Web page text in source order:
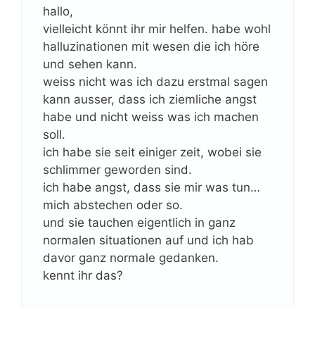
hallo,
vielleicht könnt ihr mir helfen. habe wohl
halluzinationen mit wesen die ich höre
und sehen kann.
weiss nicht was ich dazu erstmal sagen
kann ausser, dass ich ziemliche angst
habe und nicht weiss was ich machen
soll.
ich habe sie seit einiger zeit, wobei sie
schlimmer geworden sind.
ich habe angst, dass sie mir was tun…
mich abstechen oder so.
und sie tauchen eigentlich in ganz
normalen situationen auf und ich hab
davor ganz normale gedanken.
kennt ihr das?